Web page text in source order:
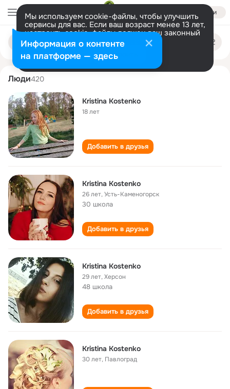
Войти
Мы используем cookie-файлы, чтобы улучшить
сервисы для вас. Если ваш возраст менее 13 лет,
настроить cookie-файлы должен ваш законный
представитель. Больше информации
Разрешить все Настроить
Поиск
людям
kristina kostenko
Люди420
Kristina Kostenko
18 лет
Добавить в друзья
Kristina Kostenko
26 лет,Усть-Каменогорск
30 школа
Добавить в друзья
Kristina Kostenko
29 лет,Херсон
48 школа
Добавить в друзья
Kristina Kostenko
30 лет, Павлоград
Информация о контенте
на платформе — здесь